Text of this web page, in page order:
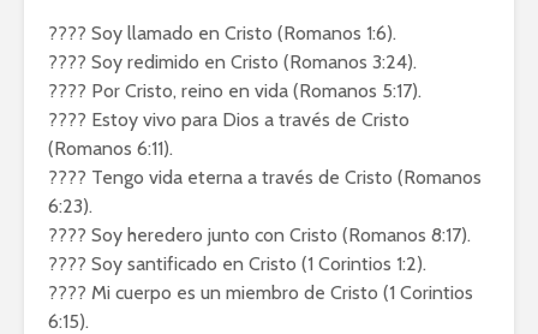
???? Soy llamado en Cristo (Romanos 1:6).
???? Soy redimido en Cristo (Romanos 3:24).
???? Por Cristo, reino en vida (Romanos 5:17).
???? Estoy vivo para Dios a través de Cristo
(Romanos 6:11).
???? Tengo vida eterna a través de Cristo (Romanos
6:23).
???? Soy heredero junto con Cristo (Romanos 8:17).
???? Soy santificado en Cristo (1 Corintios 1:2).
???? Mi cuerpo es un miembro de Cristo (1 Corintios
6:15).